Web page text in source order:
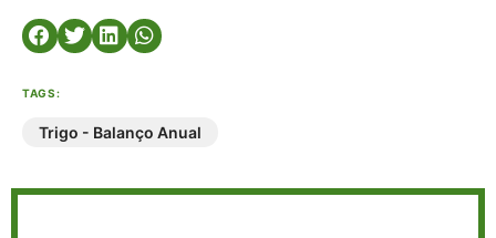
TAGS:
Trigo - Balanço Anual